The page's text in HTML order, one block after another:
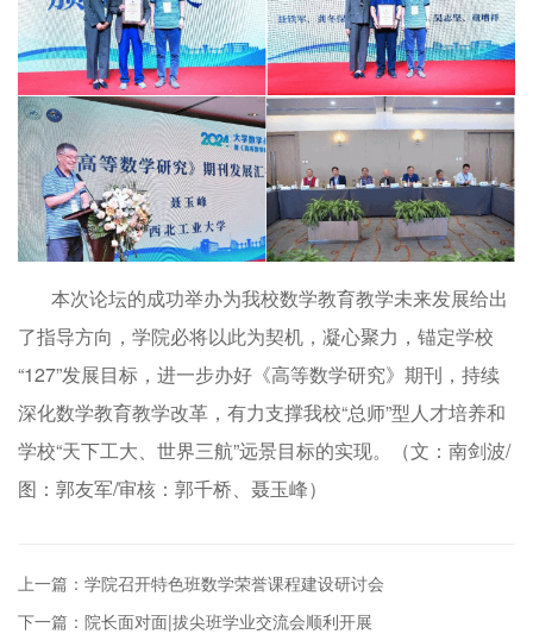
本次论坛的成功举办为我校数学教育教学未来发展给出
了指导方向，学院必将以此为契机，凝心聚力，锚定学校
“127”发展目标，进一步办好《高等数学研究》期刊，持续
深化数学教育教学改革，有力支撑我校“总师”型人才培养和
学校“天下工大、世界三航”远景目标的实现。（文：南剑波/
图：郭友军/审核：郭千桥、聂玉峰）
上一篇：学院召开特色班数学荣誉课程建设研讨会
下一篇：院长面对面|拔尖班学业交流会顺利开展